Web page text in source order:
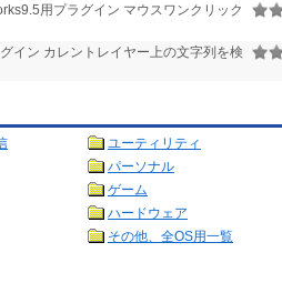
用プラグイン マウスワンクリック
イン カレントレイヤー上の文字列を検
ユーティリティ
パーソナル
ゲーム
ハードウェア
その他、全OS用一覧